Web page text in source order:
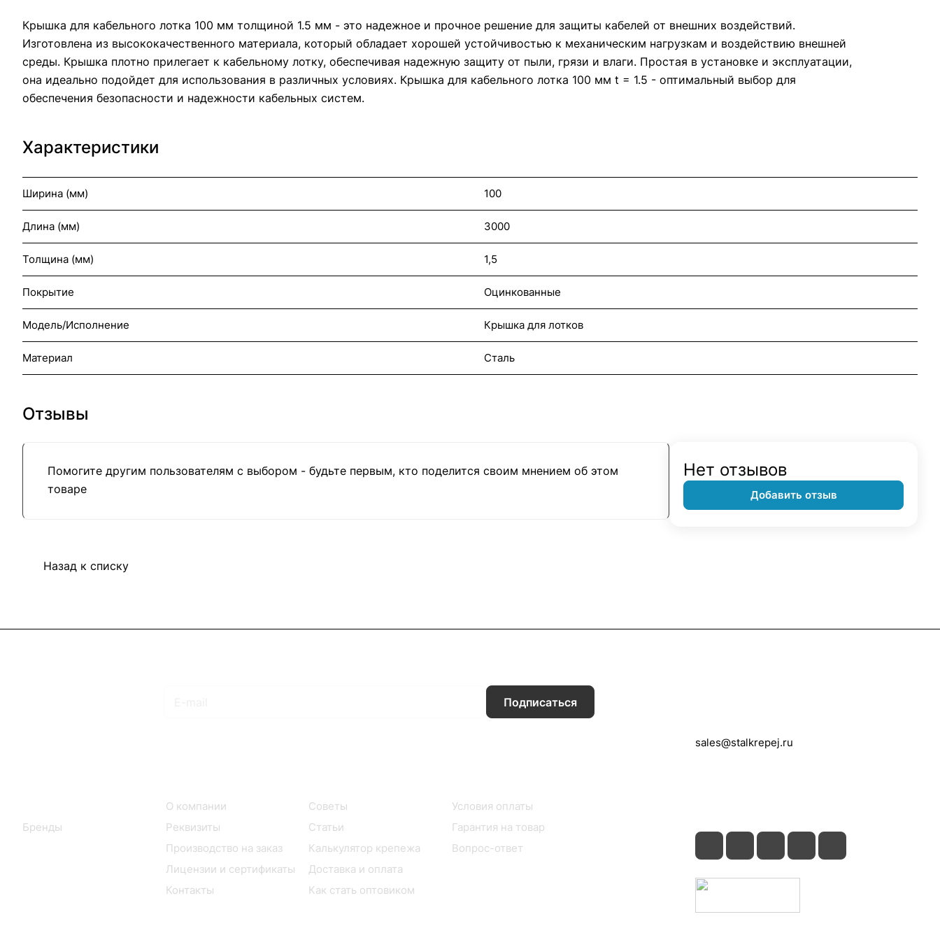
Крышка для кабельного лотка 100 мм толщиной 1.5 мм - это надежное и прочное решение для защиты кабелей от внешних воздействий.
Изготовлена из высококачественного материала, который обладает хорошей устойчивостью к механическим нагрузкам и воздействию внешней
среды. Крышка плотно прилегает к кабельному лотку, обеспечивая надежную защиту от пыли, грязи и влаги. Простая в установке и эксплуатации,
она идеально подойдет для использования в различных условиях. Крышка для кабельного лотка 100 мм t = 1.5 - оптимальный выбор для
обеспечения безопасности и надежности кабельных систем.
Характеристики
Ширина (мм) 100
Длина (мм) 3000
Толщина (мм) 1,5
Покрытие Оцинкованные
Модель/Исполнение Крышка для лотков
Материал Сталь
Отзывы
Помогите другим пользователям с выбором - будьте первым, кто поделится своим мнением об этом
товаре
Нет отзывов
Добавить отзыв
Назад к списку
Подписаться
Бренды
О компании
Реквизиты
Производство на заказ
Лицензии и сертификаты
Контакты
Советы
Статьи
Калькулятор крепежа
Доставка и оплата
Как стать оптовиком
Условия оплаты
Гарантия на товар
Вопрос-ответ
sales@stalkrepej.ru